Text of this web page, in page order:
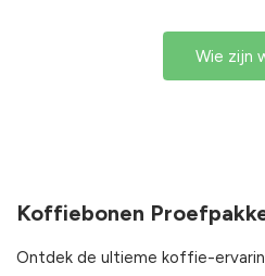
Wie zijn
Koffiebonen
Ontdek de ultieme koffie-